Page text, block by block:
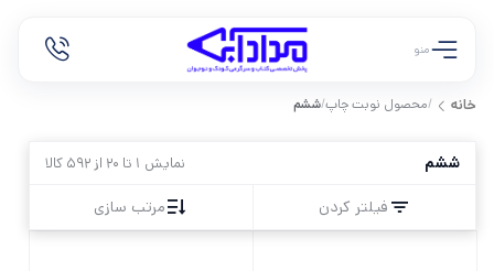
منو
خانه /محصول نوبت چاپ/ششم
ششم نمایش 1 تا 20 از 592 کالا
فیلتر کردن مرتب سازی